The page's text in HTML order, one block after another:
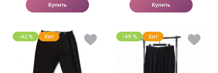
Купить Купить
-42 % Хит -49 % Хит